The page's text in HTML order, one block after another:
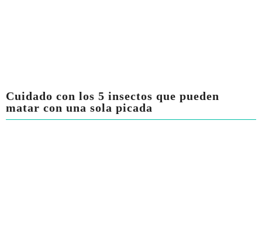
Cuidado con los 5 insectos que pueden
matar con una sola picada